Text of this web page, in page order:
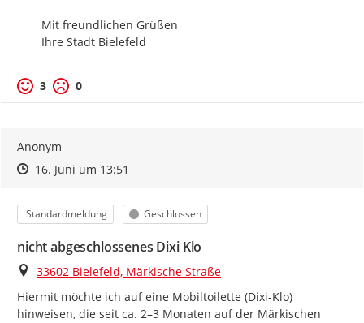
Mit freundlichen Grüßen
Ihre Stadt Bielefeld
3 0
Anonym
Zeitpunkt des Erstellens
Zeitpunkt des Erstellens
16. Juni um 13:51
Kategorie
Standardmeldung Status
Geschlossen
nicht abgeschlossenes Dixi Klo
Ort
33602 Bielefeld, Märkische Straße
Hiermit möchte ich auf eine Mobiltoilette (Dixi-Klo)
hinweisen, die seit ca. 2–3 Monaten auf der Märkischen